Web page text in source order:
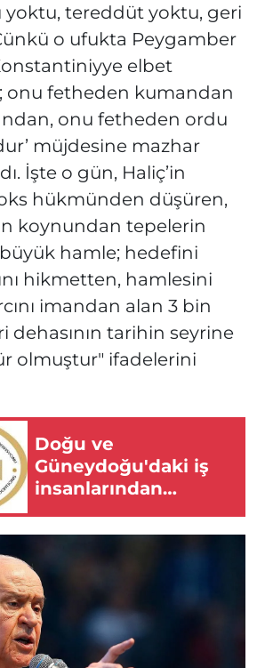
tereddüt yoktu, geri
o ufukta Peygamber
elbet
onu fetheden kumandan
onu fetheden ordu
müjdesine mazhar
İşte o gün, Haliç’in
hükmünden düşüren,
koynundan tepelerin
büyük hamle; hedefini
hikmetten, hamlesini
imandan alan 3 bin
dehasının tarihin seyrine
olmuştur" ifadelerini
Doğu ve
Güneydoğu'daki iş
insanlarından
destek mesajı